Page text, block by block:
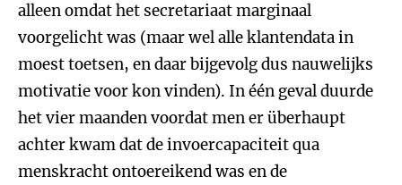
alleen omdat het secretariaat marginaal
voorgelicht was (maar wel alle klantendata in
moest toetsen, en daar bijgevolg dus nauwelijks
motivatie voor kon vinden). In één geval duurde
het vier maanden voordat men er überhaupt
achter kwam dat de invoercapaciteit qua
menskracht ontoereikend was en de